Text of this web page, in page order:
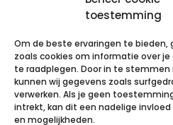
toestemming
Om de beste ervaringen te bieden,
zoals cookies om informatie over
te raadplegen. Door in te
kunnen wij gegevens zoals
verwerken. Als je geen
intrekt, kan dit een nadelige
en mogelijkheden.
Nieuws
Over ons
Contact
Inloggen
Vacatures
Organiseer een activiteit